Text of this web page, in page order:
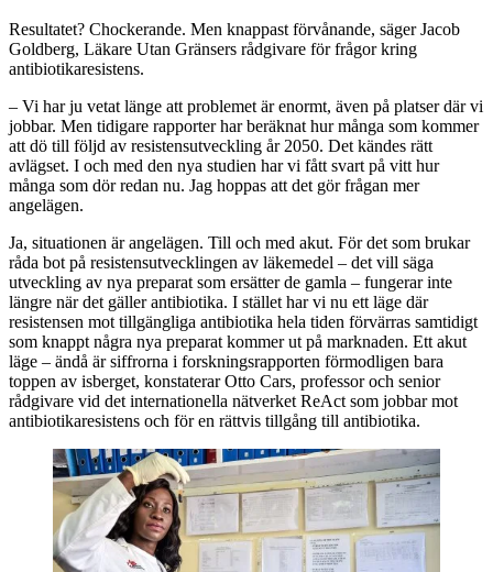
Resultatet? Chockerande. Men knappast förvånande, säger Jacob
Goldberg, Läkare Utan Gränsers rådgivare för frågor kring
antibiotikaresistens.
– Vi har ju vetat länge att problemet är enormt, även på platser där vi
jobbar. Men tidigare rapporter har beräknat hur många som kommer
att dö till följd av resistensutveckling år 2050. Det kändes rätt
avlägset. I och med den nya studien har vi fått svart på vitt hur
många som dör redan nu. Jag hoppas att det gör frågan mer
angelägen.
Ja, situationen är angelägen. Till och med akut. För det som brukar
råda bot på resistensutvecklingen av läkemedel – det vill säga
utveckling av nya preparat som ersätter de gamla – fungerar inte
längre när det gäller antibiotika. I stället har vi nu ett läge där
resistensen mot tillgängliga antibiotika hela tiden förvärras samtidigt
som knappt några nya preparat kommer ut på marknaden. Ett akut
läge – ändå är siffrorna i forskningsrapporten förmodligen bara
toppen av isberget, konstaterar Otto Cars, professor och senior
rådgivare vid det internationella nätverket ReAct som jobbar mot
antibiotikaresistens och för en rättvis tillgång till antibiotika.